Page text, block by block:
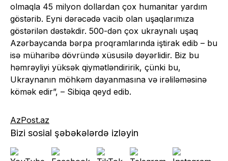
olmaqla 45 milyon dollardan çox humanitar yardım
göstərib. Eyni dərəcədə vacib olan uşaqlarımıza
göstərilən dəstəkdir. 500-dən çox ukraynalı uşaq
Azərbaycanda bərpa proqramlarında iştirak edib – bu
isə müharibə dövründə xüsusilə dəyərlidir. Biz bu
həmrəyliyi yüksək qiymətləndiririk, çünki bu,
Ukraynanın möhkəm dayanmasına və irəliləməsinə
kömək edir”, – Sibiqa qeyd edib.
AzPost.az
Bizi sosial şəbəkələrdə izləyin